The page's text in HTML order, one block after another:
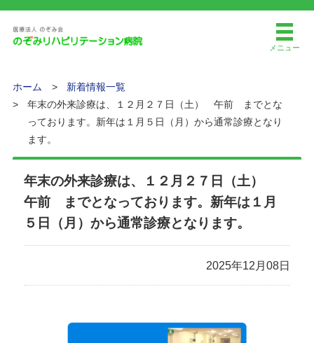
メニュー
ホーム
新着情報一覧
年末の外来診療は、１２月２７日（土） 午前 までとな
っております。新年は１月５日（月）から通常診療となり
ます。
年末の外来診療は、１２月２７日（土）
午前 までとなっております。新年は１月
５日（月）から通常診療となります。
2025年12月08日